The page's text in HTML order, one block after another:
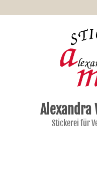
Stickerei für